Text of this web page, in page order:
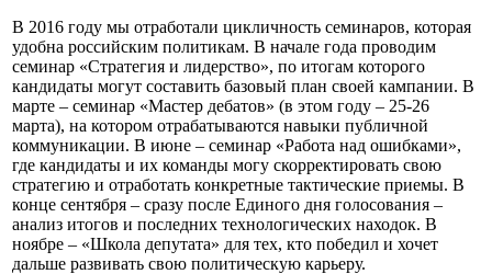
В 2016 году мы отработали цикличность семинаров, которая
удобна российским политикам. В начале года проводим
семинар «Стратегия и лидерство», по итогам которого
кандидаты могут составить базовый план своей кампании. В
марте – семинар «Мастер дебатов» (в этом году – 25-26
марта), на котором отрабатываются навыки публичной
коммуникации. В июне – семинар «Работа над ошибками»,
где кандидаты и их команды могу скорректировать свою
стратегию и отработать конкретные тактические приемы. В
конце сентября – сразу после Единого дня голосования –
анализ итогов и последних технологических находок. В
ноябре – «Школа депутата» для тех, кто победил и хочет
дальше развивать свою политическую карьеру.